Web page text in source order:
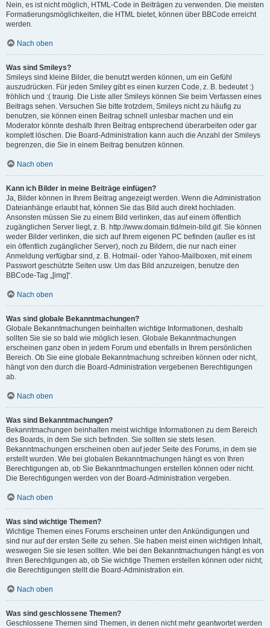
Nein, es ist nicht möglich, HTML-Code in Beiträgen zu verwenden. Die meisten
Formatierungsmöglichkeiten, die HTML bietet, können über BBCode erreicht
werden.
Nach oben
Was sind Smileys?
Smileys sind kleine Bilder, die benutzt werden können, um ein Gefühl
auszudrücken. Für jeden Smiley gibt es einen kurzen Code, z. B. bedeutet :)
fröhlich und :( traurig. Die Liste aller Smileys können Sie beim Verfassen eines
Beitrags sehen. Versuchen Sie bitte trotzdem, Smileys nicht zu häufig zu
benutzen, sie können einen Beitrag schnell unlesbar machen und ein
Moderator könnte deshalb Ihren Beitrag entsprechend überarbeiten oder gar
komplett löschen. Die Board-Administration kann auch die Anzahl der Smileys
begrenzen, die Sie in einem Beitrag benutzen können.
Nach oben
Kann ich Bilder in meine Beiträge einfügen?
Ja, Bilder können in Ihrem Beitrag angezeigt werden. Wenn die Administration
Dateianhänge erlaubt hat, können Sie das Bild auch direkt hochladen.
Ansonsten müssen Sie zu einem Bild verlinken, das auf einem öffentlich
zugänglichen Server liegt, z. B. http://www.domain.tld/mein-bild.gif. Sie können
weder Bilder verlinken, die sich auf Ihrem eigenen PC befinden (außer es ist
ein öffentlich zugänglicher Server), noch zu Bildern, die nur nach einer
Anmeldung verfügbar sind, z. B. Hotmail- oder Yahoo-Mailboxen, mit einem
Passwort geschützte Seiten usw. Um das Bild anzuzeigen, benutze den
BBCode-Tag „[img]“.
Nach oben
Was sind globale Bekanntmachungen?
Globale Bekanntmachungen beinhalten wichtige Informationen, deshalb
sollten Sie sie so bald wie möglich lesen. Globale Bekanntmachungen
erscheinen ganz oben in jedem Forum und ebenfalls in Ihrem persönlichen
Bereich. Ob Sie eine globale Bekanntmachung schreiben können oder nicht,
hängt von den durch die Board-Administration vergebenen Berechtigungen
ab.
Nach oben
Was sind Bekanntmachungen?
Bekanntmachungen beinhalten meist wichtige Informationen zu dem Bereich
des Boards, in dem Sie sich befinden. Sie sollten sie stets lesen.
Bekanntmachungen erscheinen oben auf jeder Seite des Forums, in dem sie
erstellt wurden. Wie bei globalen Bekanntmachungen hängt es von Ihren
Berechtigungen ab, ob Sie Bekanntmachungen erstellen können oder nicht.
Die Berechtigungen werden von der Board-Administration vergeben.
Nach oben
Was sind wichtige Themen?
Wichtige Themen eines Forums erscheinen unter den Ankündigungen und
sind nur auf der ersten Seite zu sehen. Sie haben meist einen wichtigen Inhalt,
weswegen Sie sie lesen sollten. Wie bei den Bekanntmachungen hängt es von
Ihren Berechtigungen ab, ob Sie wichtige Themen erstellen können oder nicht;
die Berechtigungen stellt die Board-Administration ein.
Nach oben
Was sind geschlossene Themen?
Geschlossene Themen sind Themen, in denen nicht mehr geantwortet werden